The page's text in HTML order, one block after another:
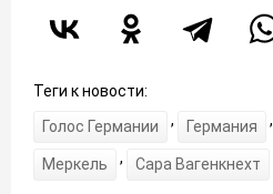
Теги к новости:
Голос Германии
, Германия ,
Меркель , Сара Вагенкнехт